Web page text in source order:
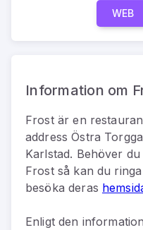
WEB
Information om
Frostären
addressÖstra
Karlstad. Behöver
Frostså kan du
besöka deras
Enligt den